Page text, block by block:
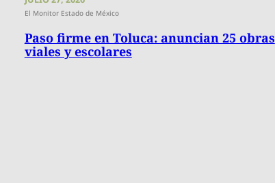
El Monitor Estado de México
Paso firme en Toluca: anuncian 25 obras
viales y escolares